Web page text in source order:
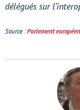
délégués sur
Source :Parlement européen